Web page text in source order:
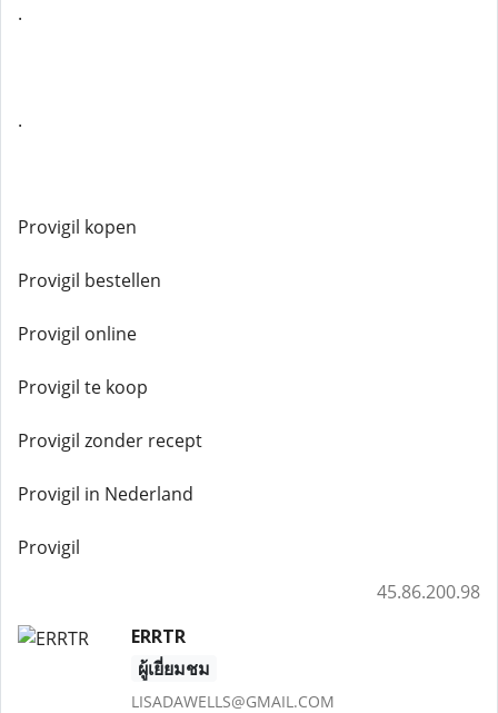
.
.
Provigil kopen
Provigil bestellen
Provigil online
Provigil te koop
Provigil zonder recept
Provigil in Nederland
Provigil
45.86.200.98
ERRTR
ผู้เยี่ยมชม
LISADAWELLS@GMAIL.COM